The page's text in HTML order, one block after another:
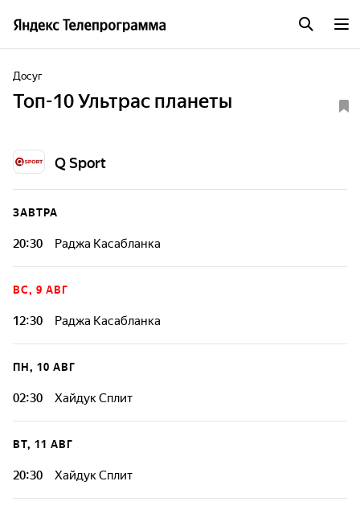
Досуг
Топ-10 Ультрас планеты
Q Sport
ЗАВТРА
20:30 Раджа Касабланка
Передача, в которой каждый найдет для себя что-то новое
ВС, 9 АВГ
12:30 Раджа Касабланка
Передача, в которой каждый найдет для себя что-то новое
ПН, 10 АВГ
02:30 Хайдук Сплит
Передача, в которой каждый найдет для себя что-то новое
ВТ, 11 АВГ
20:30 Хайдук Сплит
Передача, в которой каждый найдет для себя что-то новое